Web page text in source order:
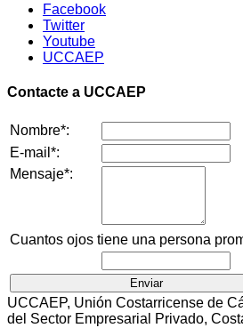
Facebook
Twitter
Youtube
UCCAEP
Contacte a UCCAEP
Nombre*:
E-mail*:
Mensaje*:
Cuantos ojos tiene una persona
UCCAEP, Unión Costarricense de
del Sector Empresarial Privado,